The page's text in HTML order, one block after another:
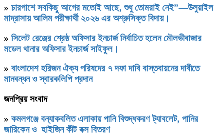
» চারপাশে সবকিছু আগের মতোই আছে, শুধু তোমরাই নেই”—উলুয়াইল
মাদ্রাসায় আলিম পরীক্ষার্থী ২০২৬ এর অশ্রুসিক্ত বিদায়।
» সিলেট রেঞ্জের শ্রেষ্ঠ অফিসার ইনচার্জ নির্বাচিত হলেন মৌলভীবাজার
মডেল থানার অফিসার ইনচার্জ সাইফুল।
» বাংলাদেশ হরিজন ঐক্য পরিষদের ৭ দফা দাবি বাস্তবায়নের দাবীতে
মানবন্ধন ও স্বারকলিপি প্রদান
জনপ্রিয় সংবাদ
» কমলগঞ্জে বন্যাকবলিত এলাকায় পানি বিশুদ্ধকরণ ট্যাবলেট, পানির
জারিকেন ও হাইজিন কীট বক্স বিতরণ